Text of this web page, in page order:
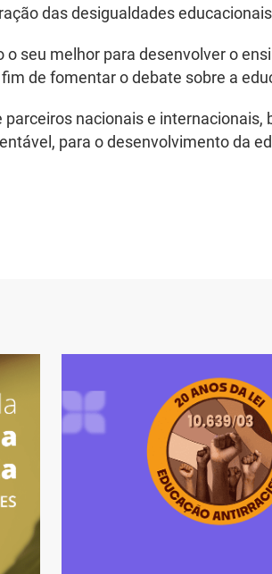
das desigualdades
seu melhor para desenvolver o
de fomentar o debate sobre a
nacionais e
para o desenvolvimento da